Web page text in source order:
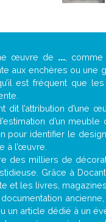
œuvre de ..., comme
aux enchères ou une
est fréquent que
dit l’attribution
d’un
pour identifier le
à l’œuvre.
des milliers de
Grâce à
et les livres,
un article dédié à un